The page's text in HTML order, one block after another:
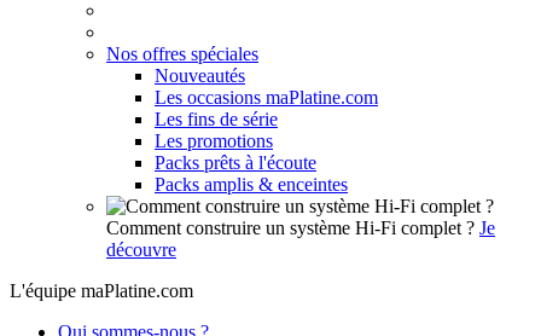
Nos offres spéciales
Nouveautés
Les occasions maPlatine.com
Les fins de série
Les promotions
Packs prêts à l'écoute
Packs amplis & enceintes
Comment construire un système Hi-Fi complet ? Je
découvre
L'équipe maPlatine.com
Qui sommes-nous ?